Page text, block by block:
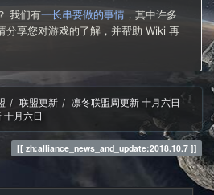
我们有一长串要做的事情 ，其中许多
分享您对游戏的了解，并帮助 Wiki 再
联盟更新
凛冬联盟周更新 十月六日
十月六日
zh:alliance_news_and_update:2018.10.7